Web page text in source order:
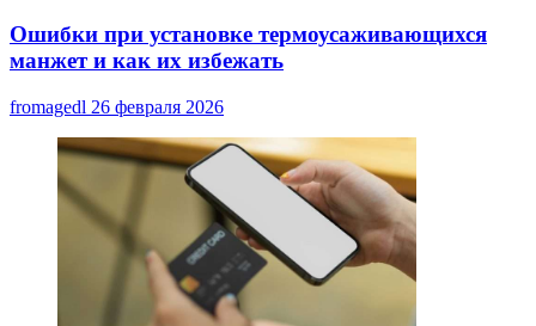
Ошибки при установке термоусаживающихся
манжет и как их избежать
fromagedl 26 февраля 2026